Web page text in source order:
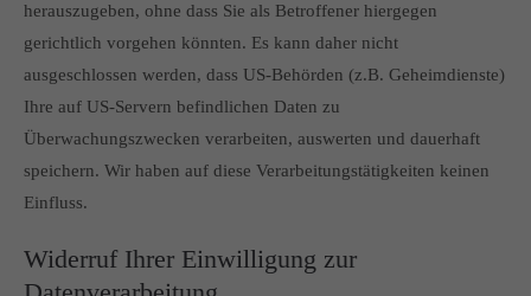
herauszugeben, ohne dass Sie als Betroffener hiergegen
gerichtlich vorgehen könnten. Es kann daher nicht
ausgeschlossen werden, dass US-Behörden (z.B. Geheimdienste)
Ihre auf US-Servern befindlichen Daten zu
Überwachungszwecken verarbeiten, auswerten und dauerhaft
speichern. Wir haben auf diese Verarbeitungstätigkeiten keinen
Einfluss.
Widerruf Ihrer Einwilligung zur